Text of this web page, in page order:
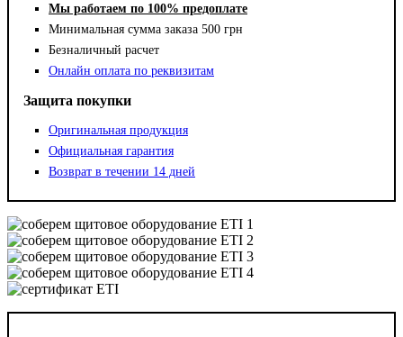
Мы работаем по 100% предоплате
Минимальная сумма заказа 500 грн
Безналичный расчет
Онлайн оплата по реквизитам
Защита покупки
Оригинальная продукция
Официальная гарантия
Возврат в течении 14 дней